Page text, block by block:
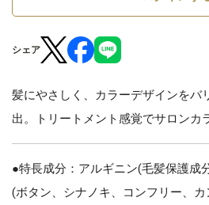
シェア
髪にやさしく、カラーデザインをバ
出。トリートメント感覚でサロンカ
●特長成分：アルギニン(毛髪保護成
(ボタン、シナノキ、コンフリー、カ